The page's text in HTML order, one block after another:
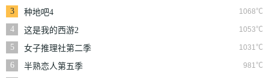
3
1068℃
种地吧4
4
1053℃
这是我的西游2
5
1031℃
女子推理社第二季
6
981℃
半熟恋人第五季